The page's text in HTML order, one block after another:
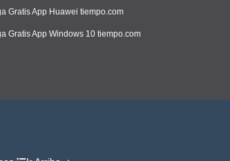
Gratis App Huawei tiempo.com
Gratis App Windows 10 tiempo.com